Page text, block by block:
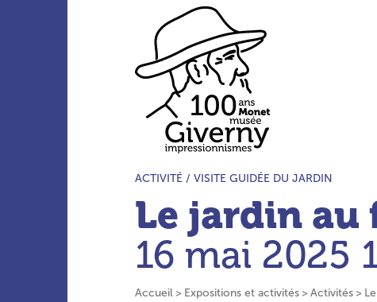
Aller au menu principal
Aller au contenu principal
Aller à la barre d’outils
Aller au pied de page
Accueil du site
TYPE D’ACTIVITÉ :
ACTIVITÉ / VISITE GUIDÉE DU JARDIN
Le jardin au
16 mai 2025
Accueil Expositions et activités Activités